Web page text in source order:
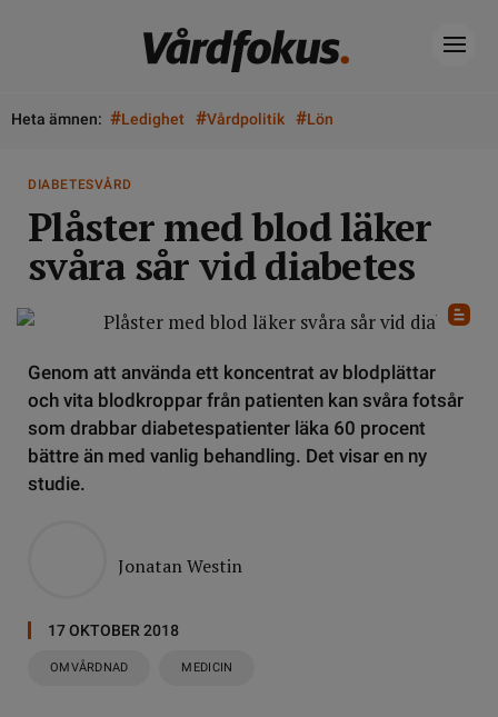
Heta ämnen: #Ledighet #Vårdpolitik #Lön
DIABETESVÅRD
Plåster med blod läker
svåra sår vid diabetes
Genom att använda ett koncentrat av blodplättar
och vita blodkroppar från patienten kan svåra fotsår
som drabbar diabetespatienter läka 60 procent
bättre än med vanlig behandling. Det visar en ny
studie.
Jonatan Westin
17 OKTOBER 2018
OMVÅRDNAD MEDICIN